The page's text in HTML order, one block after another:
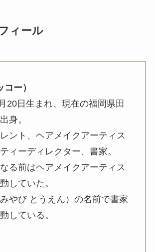
ィール
ー）
20日生まれ、現在の福岡県田
身。
ント、ヘアメイクアーティス
ィーディレクター、書家。
る前はヘアメイクアーティス
していた。
やび とうえん）の名前で書家
している。